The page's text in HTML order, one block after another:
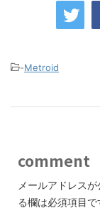
-Metroid
comment
メールアドレスが
る欄は必須項目で